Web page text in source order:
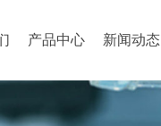
产品中心 新闻动态